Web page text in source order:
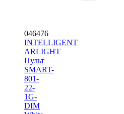
046476
INTELLIGENT
ARLIGHT
Пульт
SMART-
801-
22-
1G-
DIM